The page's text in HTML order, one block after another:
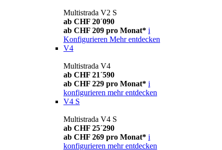
Multistrada V2 S
ab CHF 20´090
ab CHF 209 pro Monat* i
Konfigurieren Mehr entdecken
V4
Multistrada V4
ab CHF 21´590
ab CHF 229 pro Monat* i
konfigurieren mehr entdecken
V4 S
Multistrada V4 S
ab CHF 25´290
ab CHF 269 pro Monat* i
konfigurieren mehr entdecken